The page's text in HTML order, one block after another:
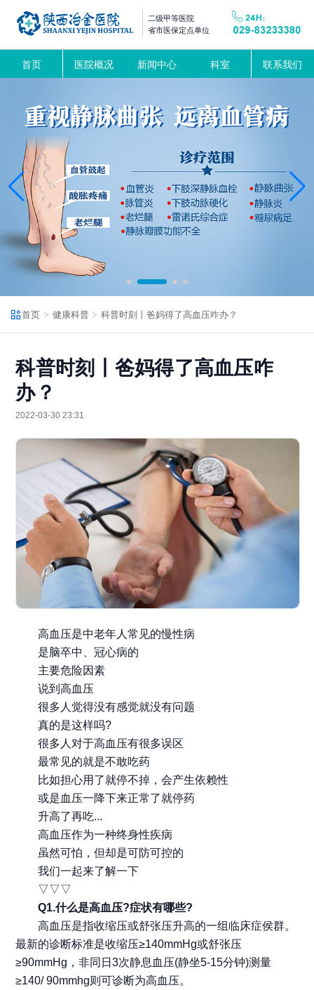
二级甲等医院
省市医保定点单位
首页 医院概况 新闻中心 科室 联系我们
首页 健康科普 科普时刻丨爸妈得了高血压咋办？
科普时刻丨爸妈得了高血压咋
办？
2022-03-30 23:31
高血压是中老年人常见的慢性病
是脑卒中、冠心病的
主要危险因素
说到高血压
很多人觉得没有感觉就没有问题
真的是这样吗?
很多人对于高血压有很多误区
最常见的就是不敢吃药
比如担心用了就停不掉，会产生依赖性
或是血压一降下来正常了就停药
升高了再吃...
高血压作为一种终身性疾病
虽然可怕，但却是可防可控的
我们一起来了解一下
▽▽▽
Q1.什么是高血压?症状有哪些?
高血压是指收缩压或舒张压升高的一组临床症侯群。
最新的诊断标准是收缩压≥140mmHg或舒张压
≥90mmHg，非同日3次静息血压(静坐5-15分钟)测量
≥140/ 90mmhg则可诊断为高血压。